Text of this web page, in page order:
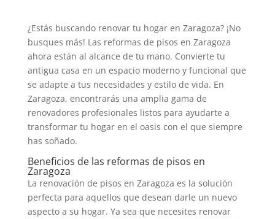
¿Estás buscando renovar tu hogar en Zaragoza? ¡No
busques más! Las reformas de pisos en Zaragoza
ahora están al alcance de tu mano. Convierte tu
antigua casa en un espacio moderno y funcional que
se adapte a tus necesidades y estilo de vida. En
Zaragoza, encontrarás una amplia gama de
renovadores profesionales listos para ayudarte a
transformar tu hogar en el oasis con el que siempre
has soñado.
Beneficios de las reformas de pisos en
Zaragoza
La renovación de pisos en Zaragoza es la solución
perfecta para aquellos que desean darle un nuevo
aspecto a su hogar. Ya sea que necesites renovar